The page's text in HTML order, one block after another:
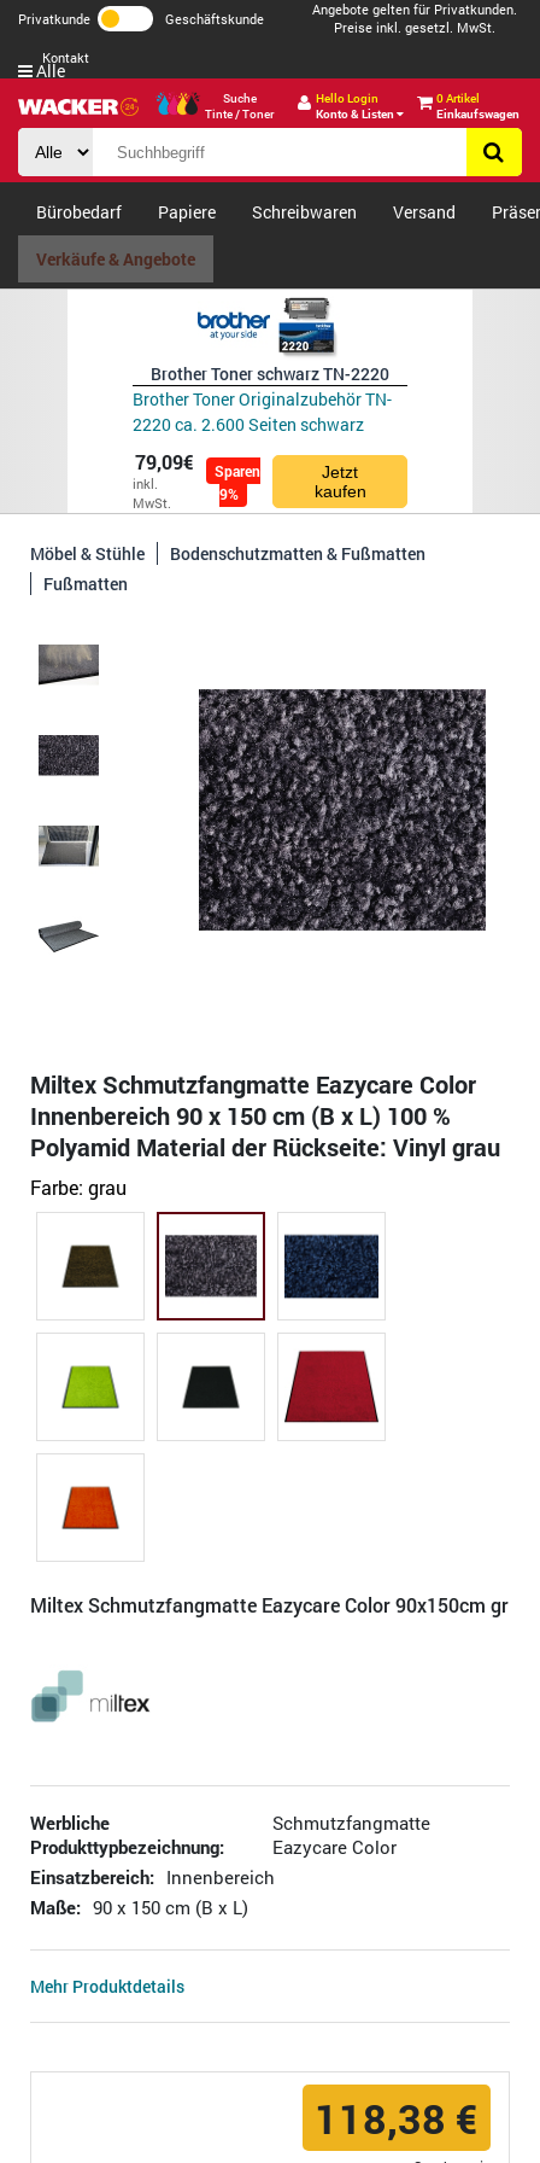
Privatkunde Geschäftskunde
Angebote gelten für Privatkunden.
Preise inkl. gesetzl. MwSt.
Kontakt
Suche
Tinte / Toner
Hello Login
Konto & Listen
0 Artikel
Einkaufswagen
Alle
Bürobedarf Papiere Schreibwaren Versand
Verkäufe & Angebote
Brother Toner schwarz TN-2220
Brother Toner Originalzubehör TN-
2220 ca. 2.600 Seiten schwarz
79,09€
inkl.
MwSt.
Sparen
9%
Jetzt
kaufen
Möbel & Stühle
Bodenschutzmatten & Fußmatten
Fußmatten
Miltex Schmutzfangmatte Eazycare Color
Innenbereich 90 x 150 cm (B x L) 100 %
Polyamid Material der Rückseite: Vinyl grau
Farbe: grau
Miltex Schmutzfangmatte Eazycare Color 90x150cm gr
Werbliche
Produkttypbezeichnung:
Schmutzfangmatte
Eazycare Color
Einsatzbereich: Innenbereich
Maße: 90 x 150 cm (B x L)
Mehr Produktdetails
118,38 €